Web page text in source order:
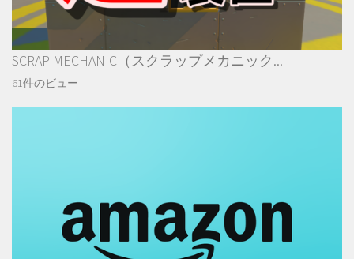
SCRAP MECHANIC（スクラップメカニック...
61件のビュー